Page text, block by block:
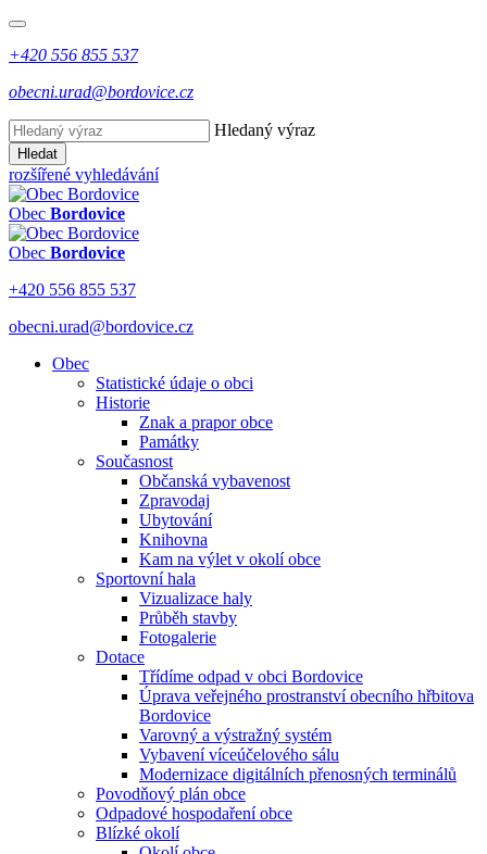
+420 556 855 537
obecni.urad@bordovice.cz
Hledaný výraz
Hledat
rozšířené vyhledávání
Obec Bordovice
Obec Bordovice
+420 556 855 537
obecni.urad@bordovice.cz
Obec
Statistické údaje o obci
Historie
Znak a prapor obce
Památky
Současnost
Občanská vybavenost
Zpravodaj
Ubytování
Knihovna
Kam na výlet v okolí obce
Sportovní hala
Vizualizace haly
Průběh stavby
Fotogalerie
Dotace
Třídíme odpad v obci Bordovice
Úprava veřejného prostranství obecního hřbitova
Bordovice
Varovný a výstražný systém
Vybavení víceúčelového sálu
Modernizace digitálních přenosných terminálů
Povodňový plán obce
Odpadové hospodaření obce
Blízké okolí